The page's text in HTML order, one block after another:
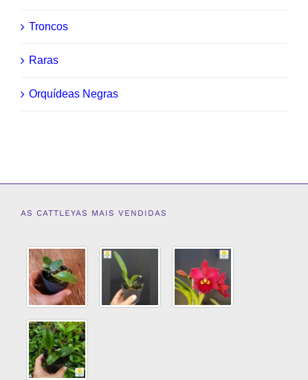
Troncos
Raras
Orquídeas Negras
AS CATTLEYAS MAIS VENDIDAS